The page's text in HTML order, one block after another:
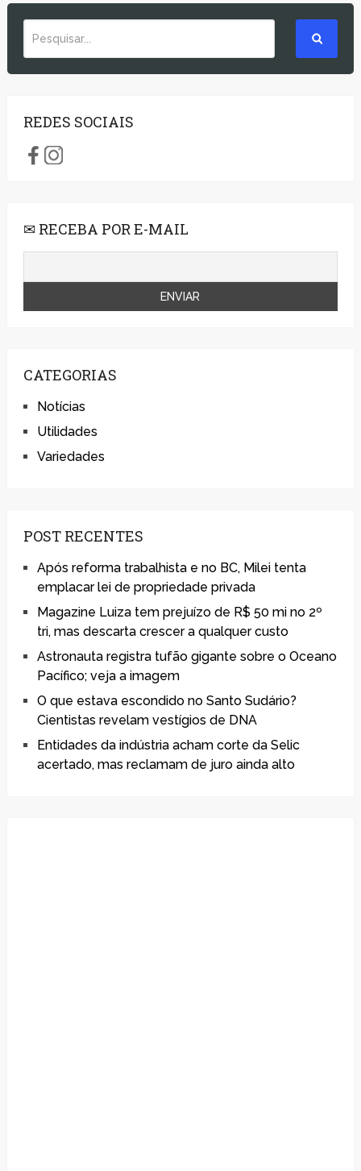
REDES SOCIAIS
✉ RECEBA POR E-MAIL
CATEGORIAS
Notícias
Utilidades
Variedades
POST RECENTES
Após reforma trabalhista e no BC, Milei tenta
emplacar lei de propriedade privada
Magazine Luiza tem prejuízo de R$ 50 mi no 2º
tri, mas descarta crescer a qualquer custo
Astronauta registra tufão gigante sobre o Oceano
Pacífico; veja a imagem
O que estava escondido no Santo Sudário?
Cientistas revelam vestígios de DNA
Entidades da indústria acham corte da Selic
acertado, mas reclamam de juro ainda alto